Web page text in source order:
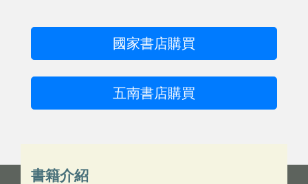
國家書店購買
五南書店購買
書籍介紹